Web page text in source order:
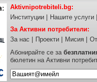
Aktivnipotrebiteli.bg:
Институции
Нашите услуги
За Активни потребители:
За нас
Проекти Мисия
Абонирайте се за
бюлетин на Активни